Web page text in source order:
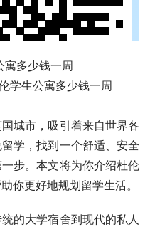
寓多少钱一周
城市，吸引着来自世界各
学，找到一个舒适、安全
步。本文将为你介绍杜伦
你更好地规划留学生活。
的大学宿舍到现代的私人